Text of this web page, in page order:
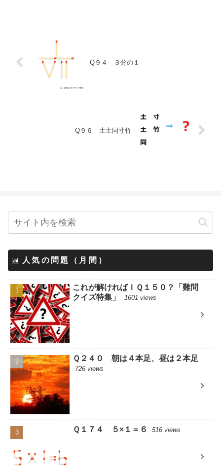
Q９４ ３分の１
Q９６ 土土同寸竹
人気の問題（月間）
これが解ければＩＱ１５０？「難問
クイズ特集」
1601 views
Ｑ２４０ 朝は４本足、昼は２本足
726 views
Ｑ１７４ ５×１＝６ 516 views